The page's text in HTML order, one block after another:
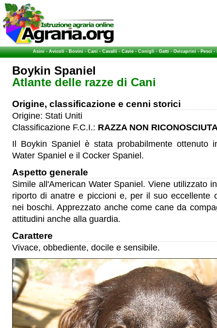
Asini-Avicoli-Bovini-Cani-Cavalli-Cavie-Conigli-Gatti-Ovicaprini-Pesci-
Boykin Spaniel
Atlante delle razze di Cani
Origine, classificazione e cenni storici
Origine: Stati Uniti
Classificazione F.C.I.: RAZZA NON
Il Boykin Spaniel è stata probabilmente ottenuto
Water Spaniel e il Cocker Spaniel.
Aspetto generale
Simile all'American Water Spaniel. Viene utilizzato
riporto di anatre e piccioni e, per il suo eccellente
nei boschi. Apprezzato anche come cane da
attitudini anche alla guardia.
Carattere
Vivace, obbediente, docile e sensibile.